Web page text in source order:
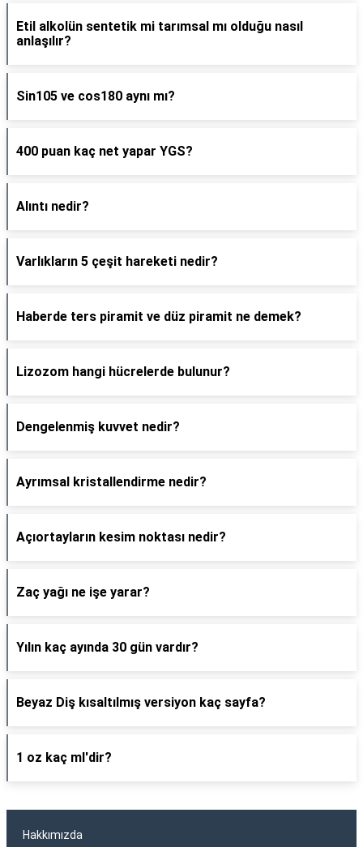
Etil alkolün sentetik mi tarımsal mı olduğu nasıl
anlaşılır?
Sin105 ve cos180 aynı mı?
400 puan kaç net yapar YGS?
Alıntı nedir?
Varlıkların 5 çeşit hareketi nedir?
Haberde ters piramit ve düz piramit ne demek?
Lizozom hangi hücrelerde bulunur?
Dengelenmiş kuvvet nedir?
Ayrımsal kristallendirme nedir?
Açıortayların kesim noktası nedir?
Zaç yağı ne işe yarar?
Yılın kaç ayında 30 gün vardır?
Beyaz Diş kısaltılmış versiyon kaç sayfa?
1 oz kaç ml'dir?
Hakkımızda